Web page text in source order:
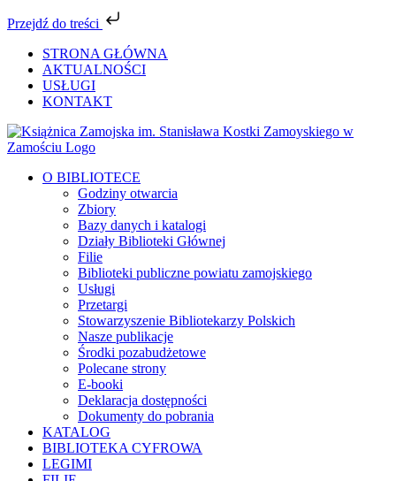
Przejdź do treści
zawartości
STRONA GŁÓWNA
AKTUALNOŚCI
USŁUGI
KONTAKT
Facebook
YouTube
Instagram
Tiktok
O BIBLIOTECE
Godziny otwarcia
Zbiory
Bazy danych i katalogi
Działy Biblioteki Głównej
Filie
Biblioteki publiczne powiatu zamojskiego
Usługi
Przetargi
Stowarzyszenie Bibliotekarzy Polskich
Nasze publikacje
Środki pozabudżetowe
Polecane strony
E-booki
Deklaracja dostępności
Dokumenty do pobrania
KATALOG
BIBLIOTEKA CYFROWA
LEGIMI